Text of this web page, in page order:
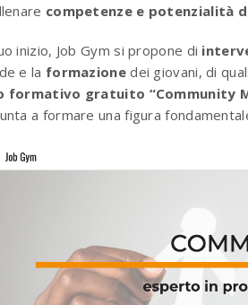
competenze e potenzialità
inizio, Job Gym si propone di
e la formazionedei giovani, di
formativo gratuito “Community
a formare una figura